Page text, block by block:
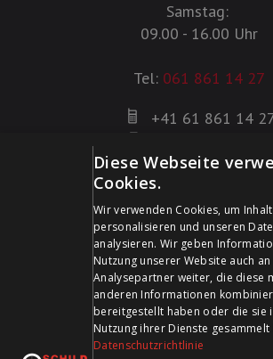
Samstag:
09.00 - 16.00 Uhr
Tel: 061 861 14 27
+41 61 861 14
Zahlungsmittel
Besuchen Sie uns in den Sozialen
auf dem Laufenden!
Diese Webseite
Cookies.
Wir verwenden Cookies, um
personalisieren und unseren
analysieren. Wir geben
Nutzung unserer Website auch
Analysepartner weiter, die diese
anderen Informationen
bereitgestellt haben oder die sie
Nutzung ihrer Dienste gesammelt
Datenschutzrichtlinie